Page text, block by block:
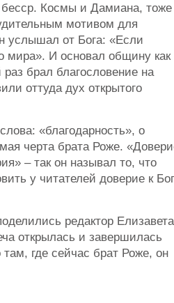
бесср. Космы и Дамиана, тоже
мотивом для
услышал от Бога: «Если
мира». И основал общину как
брал благословение на
оттуда дух открытого
«благодарность», о
черта брата Роже.
– так он называл то, что
у читателей доверие к
редактор Елизавета
открылась и завершилась
где сейчас брат Роже, он